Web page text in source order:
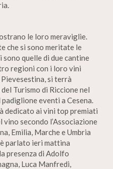
le loro meraviglie.
che si sono meritate le
sono quelle di due cantine
regioni con i loro vini
si terrà
del Turismo di Riccione nel
eventi a Cesena.
dedicato ai vini top premiati
vino secondo l’Associazione
Emilia, Marche e Umbria
parlato ieri mattina
presenza di Adolfo
Luca Manfredi,